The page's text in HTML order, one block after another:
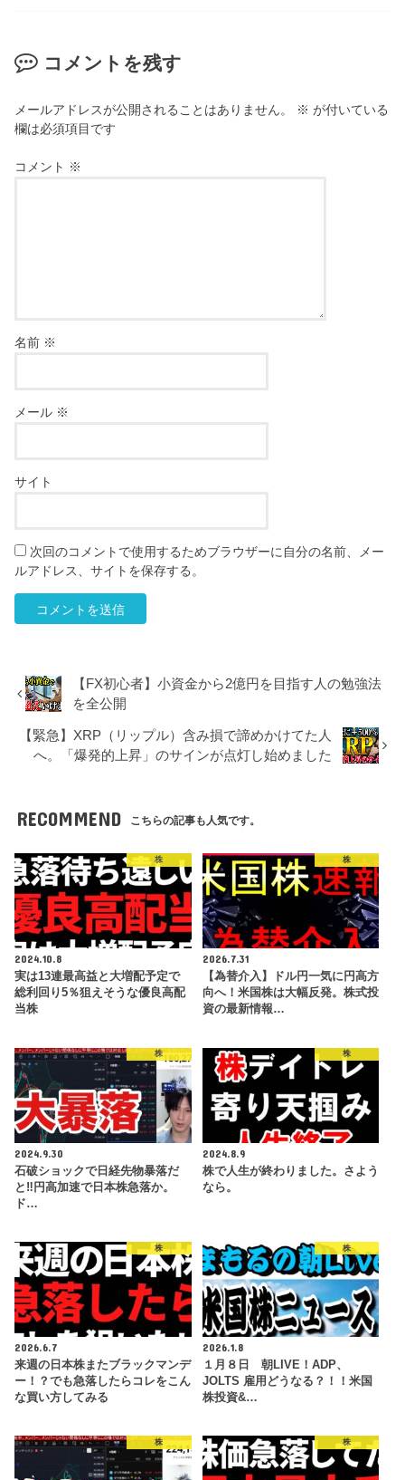
コメントを残す
メールアドレスが公開されることはありません。 ※ が付いている
欄は必須項目です
コメント ※
名前 ※
メール ※
サイト
次回のコメントで使用するためブラウザーに自分の名前、メー
ルアドレス、サイトを保存する。
【FX初心者】小資金から2億円を目指す人の勉強法
を全公開
【緊急】XRP（リップル）含み損で諦めかけてた人
へ。「爆発的上昇」のサインが点灯し始めました
RECOMMEND こちらの記事も人気です。
株
2024.10.8
実は13連最高益と大増配予定で
総利回り5％狙えそうな優良高配
当株
株
2026.7.31
【為替介入】ドル円一気に円高方
向へ！米国株は大幅反発。株式投
資の最新情報…
株
2024.9.30
石破ショックで日経先物暴落だ
と‼円高加速で日本株急落か。
ド…
株
2024.8.9
株で人生が終わりました。さよう
なら。
株
2026.6.7
来週の日本株またブラックマンデ
ー！？でも急落したらコレをこん
な買い方してみる
株
2026.1.8
１月８日 朝LIVE！ADP、
JOLTS 雇用どうなる？！！米国
株投資&…
株 株